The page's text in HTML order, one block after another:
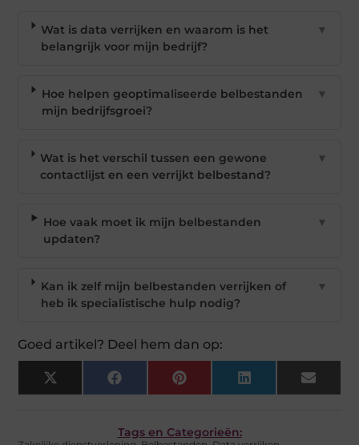
Wat is data verrijken en waarom is het
belangrijk voor mijn bedrijf?
▼
Hoe helpen geoptimaliseerde belbestanden
mijn bedrijfsgroei?
▼
Wat is het verschil tussen een gewone
contactlijst en een verrijkt belbestand?
▼
Hoe vaak moet ik mijn belbestanden
updaten?
▼
Kan ik zelf mijn belbestanden verrijken of
heb ik specialistische hulp nodig?
▼
Goed artikel? Deel hem dan op:
X
(Twitter)
Facebook Pinterest LinkedIn Email
Tags en Categorieën: